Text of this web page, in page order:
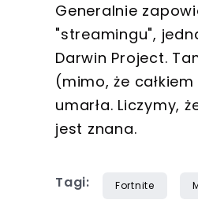
Generalnie
"streamingu",
Darwin Project.
(mimo, że
umarła. Liczymy,
jest znana.
Tagi: Fortnite